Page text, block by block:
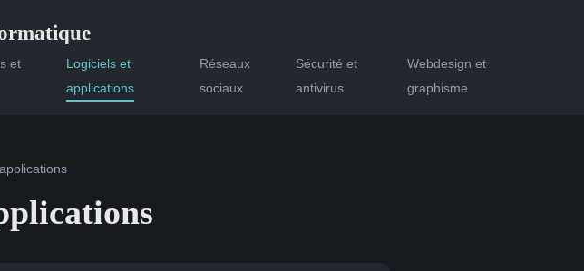
et
Logiciels et
applications
Réseaux
sociaux
Sécurité et
antivirus
Webdesign et
graphisme